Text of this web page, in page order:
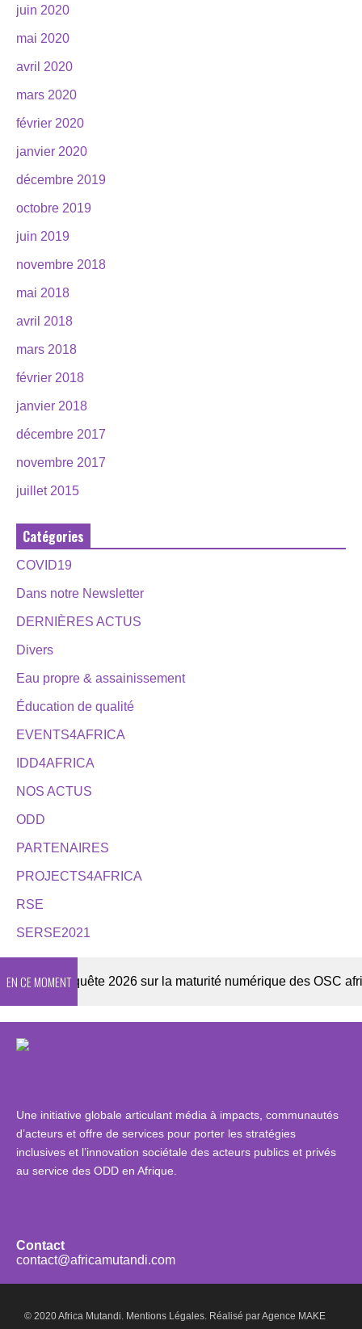
juin 2020
mai 2020
avril 2020
mars 2020
février 2020
janvier 2020
décembre 2019
octobre 2019
juin 2019
novembre 2018
mai 2018
avril 2018
mars 2018
février 2018
janvier 2018
décembre 2017
novembre 2017
juillet 2015
Catégories
COVID19
Dans notre Newsletter
DERNIÈRES ACTUS
Divers
Eau propre & assainissement
Éducation de qualité
EVENTS4AFRICA
IDD4AFRICA
NOS ACTUS
ODD
PARTENAIRES
PROJECTS4AFRICA
RSE
SERSE2021
EN CE MOMENT
Enquête 2026 sur la maturité numérique des OSC
Une initiative globale articulant média à impacts, communautés
d’acteurs et offre de services pour porter les stratégies
inclusives et l’innovation sociétale des acteurs publics et privés
au service des ODD en Afrique.
Contact
contact@africamutandi.com
© 2020 Africa Mutandi. Mentions Légales. Réalisé parAgence MAKE